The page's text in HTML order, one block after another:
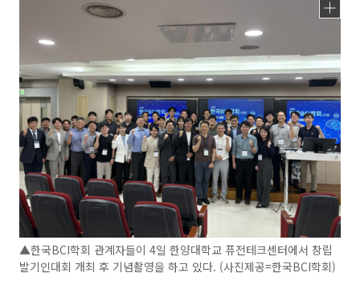
▲한국BCI학회 관계자들이 4일 한양대학교 퓨전테크센터에서 창립
발기인대회 개최 후 기념촬영을 하고 있다. (사진제공=한국BCI학회)